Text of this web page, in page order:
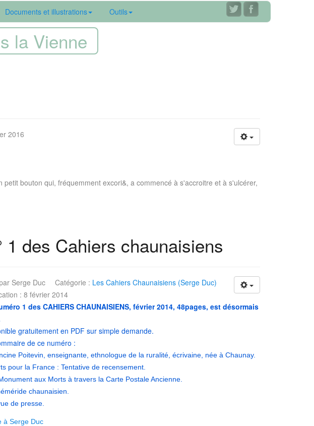
Documents et illustrations Outils
la Vienne
2016
bouton qui, fréquemment excori&, a commencé à s'accroitre et à s'ulcérer,
1 des Cahiers chaunaisiens
Serge Duc Catégorie : Les Cahiers Chaunaisiens (Serge Duc)
: 8 février 2014
1 des CAHIERS CHAUNAISIENS, février 2014, 48pages, est désormais
gratuitement en PDF sur simple demande.
de ce numéro :
Poitevin, enseignante, ethnologue de la ruralité, écrivaine, née à Chaunay.
pour la France : Tentative de recensement.
aux Morts à travers la Carte Postale Ancienne.
chaunaisien.
de presse.
à Serge Duc